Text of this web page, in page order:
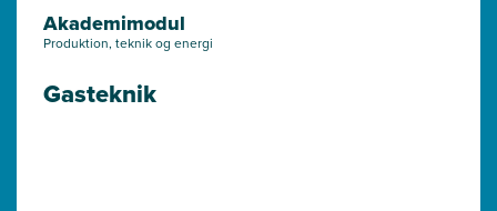
Akademimodul
Produktion, teknik og energi
Gasteknik